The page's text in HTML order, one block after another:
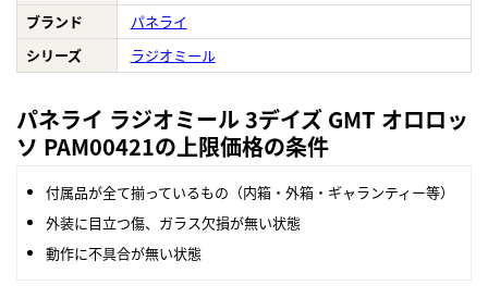
ブランド
パネライ
シリーズ
ラジオミール
パネライ ラジオミール 3デイズ GMT オロロッ
ソ PAM00421の上限価格の条件
付属品が全て揃っているもの（内箱・外箱・ギャランティー等）
外装に目立つ傷、ガラス欠損が無い状態
動作に不具合が無い状態